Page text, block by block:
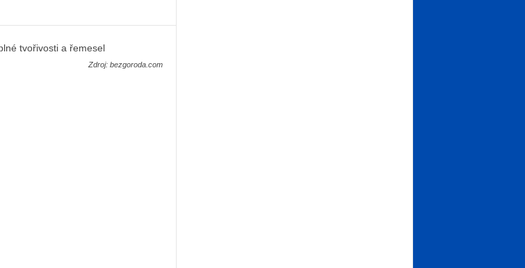
Zdroj: bezgoroda.com